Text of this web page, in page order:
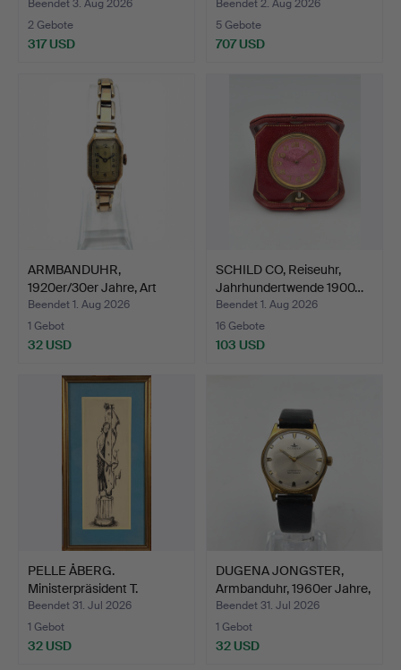
Beendet 3. Aug 2026
2 Gebote
317 USD
Beendet 2. Aug 2026
5 Gebote
707 USD
ARMBANDUHR,
1920er/30er Jahre, Art
déco, H…
Beendet 1. Aug 2026
1 Gebot
32 USD
SCHILD CO, Reiseuhr,
Jahrhundertwende 1900…
Beendet 1. Aug 2026
16 Gebote
103 USD
PELLE ÅBERG.
Ministerpräsident T.
Erlander…
Beendet 31. Jul 2026
1 Gebot
32 USD
DUGENA JONGSTER,
Armbanduhr, 1960er Jahre,
…
Beendet 31. Jul 2026
1 Gebot
32 USD